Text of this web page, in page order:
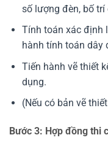
số lượng đèn, bố trí
Tính toán xác định
hành tính toán dây
Tiến hành vẽ thiết
dụng.
(Nếu có bản vẽ
Bước 3: Hợp đồng thi